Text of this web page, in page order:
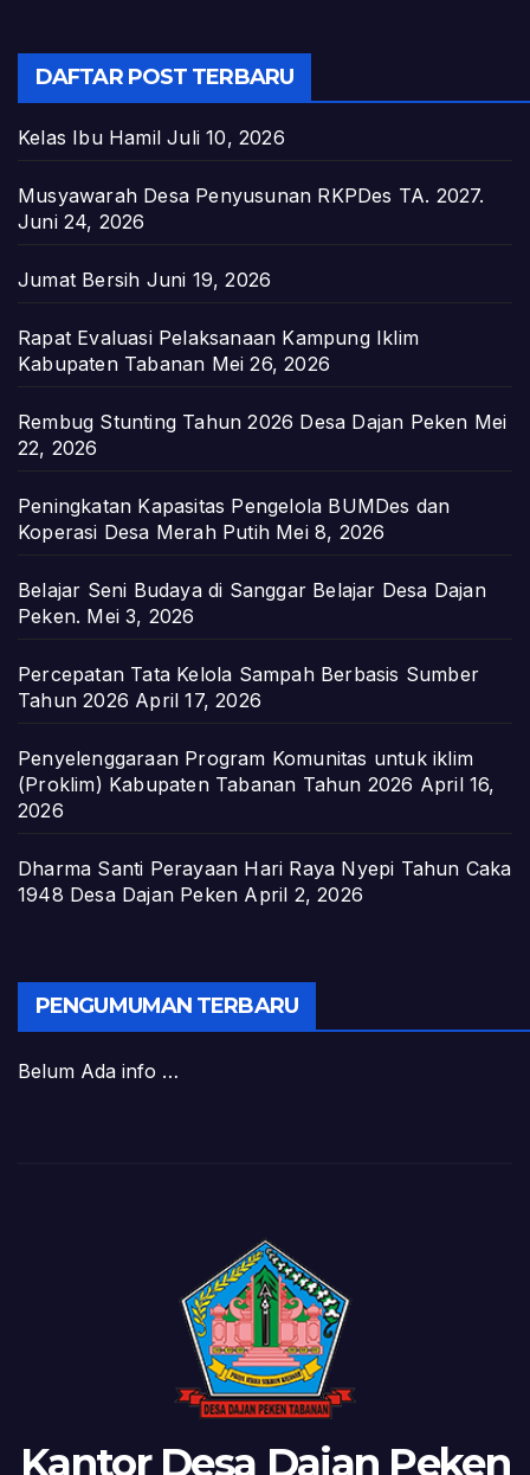
DAFTAR POST TERBARU
Kelas Ibu Hamil Juli 10, 2026
Musyawarah Desa Penyusunan RKPDes TA. 2027.
Juni 24, 2026
Jumat Bersih Juni 19, 2026
Rapat Evaluasi Pelaksanaan Kampung Iklim
Kabupaten Tabanan Mei 26, 2026
Rembug Stunting Tahun 2026 Desa Dajan Peken Mei
22, 2026
Peningkatan Kapasitas Pengelola BUMDes dan
Koperasi Desa Merah Putih Mei 8, 2026
Belajar Seni Budaya di Sanggar Belajar Desa Dajan
Peken. Mei 3, 2026
Percepatan Tata Kelola Sampah Berbasis Sumber
Tahun 2026 April 17, 2026
Penyelenggaraan Program Komunitas untuk iklim
(Proklim) Kabupaten Tabanan Tahun 2026 April 16,
2026
Dharma Santi Perayaan Hari Raya Nyepi Tahun Caka
1948 Desa Dajan Peken April 2, 2026
PENGUMUMAN TERBARU
Belum Ada info …
Kantor Desa Dajan Peken